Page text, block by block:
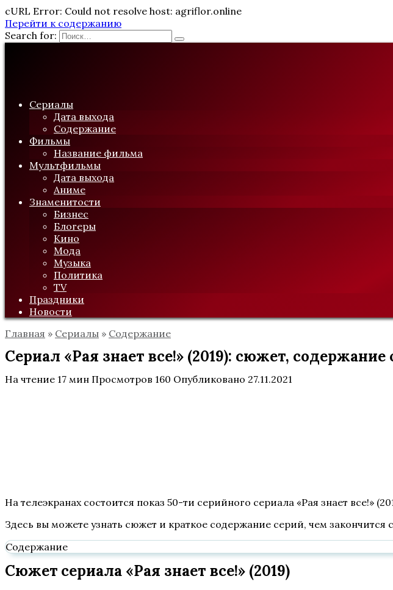
cURL Error: Could not resolve host: agriflor.online
Перейти к содержанию
Search for:
Сериалы
Дата выхода
Содержание
Фильмы
Название фильма
Мультфильмы
Дата выхода
Аниме
Знаменитости
Бизнес
Блогеры
Кино
Мода
Музыка
Политика
TV
Праздники
Новости
Главная » Сериалы » Содержание
Сериал «Рая знает все!» (2019): сюжет,
На чтение 17 мин Просмотров 160 Опубликовано 27.11.2021
На телеэкранах состоится показ 50-ти серийного сериала «Рая знает все!»
Здесь вы можете узнать сюжет и краткое содержание серий, чем
Содержание
Сюжет сериала «Рая знает все!» (2019)